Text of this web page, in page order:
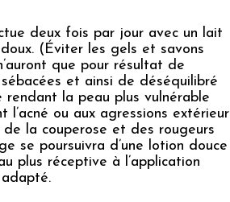
deux fois par jour avec un lait
(Éviter les gels et savons
que pour résultat de
et ainsi de déséquilibré
la peau plus vulnérable
l’acné ou aux agressions extérieur
la couperose et des rougeurs
se poursuivra d’une lotion douce
plus réceptive à l’application